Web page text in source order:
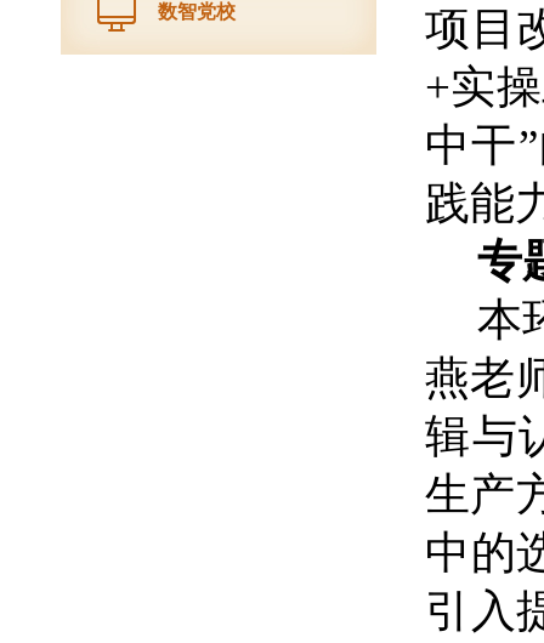
数智党校
项目
+实
中干
践能
专
本
燕老
辑与
生产
中的
引入